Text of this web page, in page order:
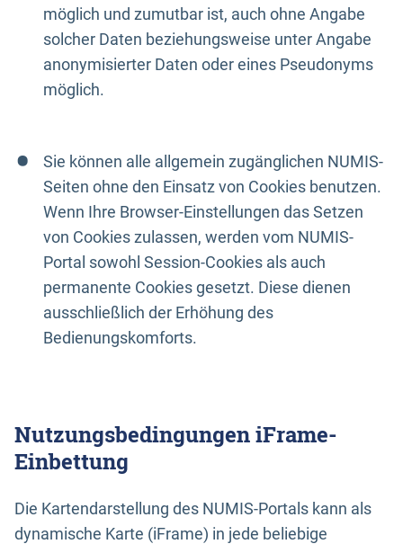
möglich und zumutbar ist, auch ohne Angabe
solcher Daten beziehungsweise unter Angabe
anonymisierter Daten oder eines Pseudonyms
möglich.
Sie können alle allgemein zugänglichen NUMIS-
Seiten ohne den Einsatz von Cookies benutzen.
Wenn Ihre Browser-Einstellungen das Setzen
von Cookies zulassen, werden vom NUMIS-
Portal sowohl Session-Cookies als auch
permanente Cookies gesetzt. Diese dienen
ausschließlich der Erhöhung des
Bedienungskomforts.
Nutzungsbedingungen iFrame-
Einbettung
Die Kartendarstellung des NUMIS-Portals kann als
dynamische Karte (iFrame) in jede beliebige